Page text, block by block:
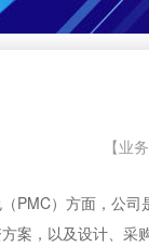
【业
）方面，公司
案，以及设计、采